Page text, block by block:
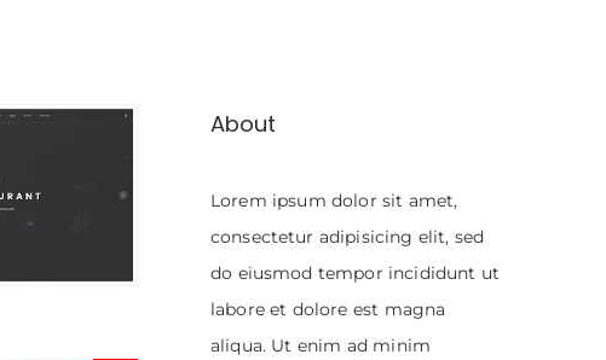
About
Lorem ipsum dolor sit amet,
consectetur adipisicing elit, sed
do eiusmod tempor incididunt ut
labore et dolore est magna
aliqua. Ut enim ad minim